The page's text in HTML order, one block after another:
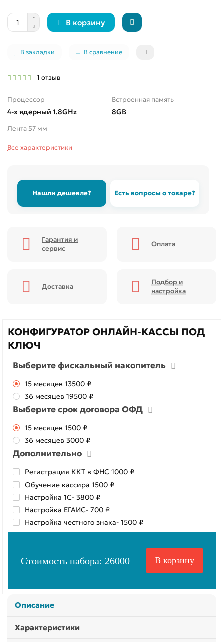
В корзину
В закладки В сравнение
1 отзыв
Процессор
4-х ядерный 1.8GHz
Встроенная память
8GB
Лента 57 мм
Все характеристики
Нашли дешевле? Есть вопросы о товаре?
Гарантия и
сервис
Оплата
Доставка
Подбор и
настройка
КОНФИГУРАТОР ОНЛАЙН-КАССЫ ПОД
КЛЮЧ
Выберите фискальный накопитель
15 месяцев 13500 ₽
36 месяцев 19500 ₽
Выберите срок договора ОФД
15 месяцев 1500 ₽
36 месяцев 3000 ₽
Дополнительно
Регистрация ККТ в ФНС 1000 ₽
Обучение кассира 1500 ₽
Настройка 1С- 3800 ₽
Настройка ЕГАИС- 700 ₽
Настройка честного знака- 1500 ₽
Стоимость набора: 26000 В корзину
Описание
Характеристики